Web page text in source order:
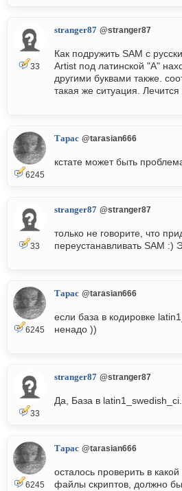
33
stranger87 @stranger87
Как подружить SAM с
Artist под латинской "A"
другими буквами также.
такая же ситуация. Лечится
6245
Тарас @tarasian666
кстате может быть
33
stranger87 @stranger87
только не говорите, что
переустанавливать SAM :)
6245
Тарас @tarasian666
если база в кодировке
ненадо ))
33
stranger87 @stranger87
Да, База в latin1_swedish_ci.
6245
Тарас @tarasian666
осталось проверить в
файлы скриптов, должно